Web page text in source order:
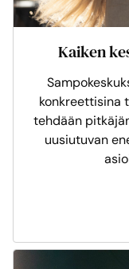
Kaiken
konkreettisina
tehdään
uusiutuvan